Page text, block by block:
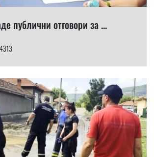
публични отговори за ...
4313